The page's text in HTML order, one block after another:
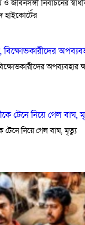
ও জীবনসঙ্গী নির্বাচনের
হাইকোর্টের
অপব্যবহার
টেনে নিয়ে গেল বাঘ, মৃত্যু